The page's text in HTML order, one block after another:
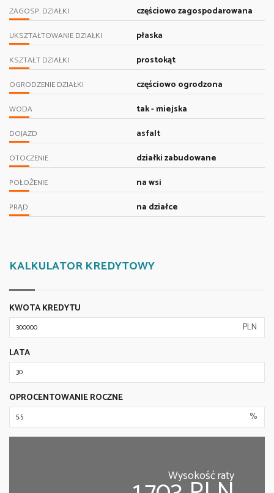
ZAGOSP. DZIAŁKI częściowo zagospodarowana
UKSZTAŁTOWANIE DZIAŁKI płaska
KSZTAŁT DZIAŁKI prostokąt
OGRODZENIE DZIAŁKI częściowo ogrodzona
WODA tak - miejska
DOJAZD asfalt
OTOCZENIE działki zabudowane
POŁOŻENIE na wsi
PRĄD na działce
KALKULATOR KREDYTOWY
KWOTA KREDYTU
PLN
LATA
OPROCENTOWANIE ROCZNE
%
Wysokość raty